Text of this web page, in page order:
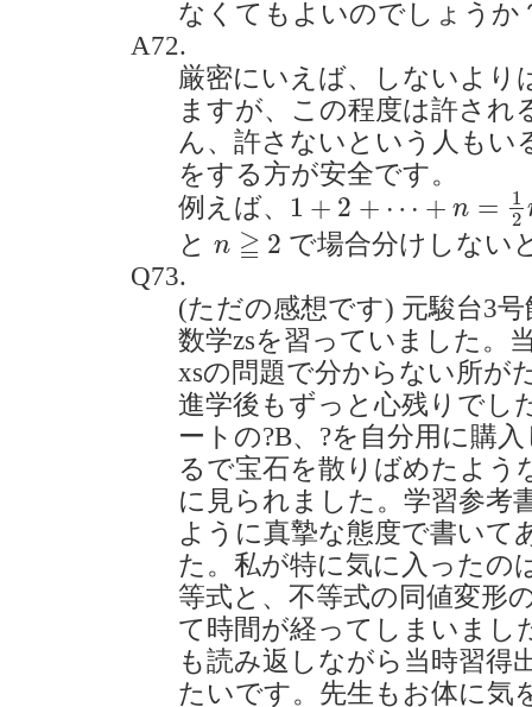
なくてもよいのでしょうか
A72.
厳密にいえば、しないより
ますが、この程度は許され
ん、許さないという人もい
をする方が安全です。
例えば、 1 + 2 + ⋯ + n =
1
2
1+ 2+⋯ + = 1 1
と n ≧ 2
n≧2
で場合分けしない
Q73.
(ただの感想です) 元駿台3
数学zsを習っていました。
xsの問題で分からない所が
進学後もずっと心残りでし
ートの?B、?を自分用に購
るで宝石を散りばめたよう
に見られました。学習参考
ように真摯な態度で書いて
た。私が特に気に入ったの
等式と、不等式の同値変形
て時間が経ってしまいまし
も読み返しながら当時習得
たいです。先生もお体に気